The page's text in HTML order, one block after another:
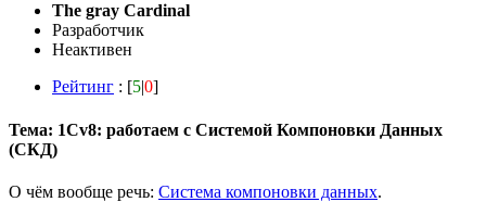
The gray Cardinal
Разработчик
Неактивен
Рейтинг : [5|0]
Тема: 1Cv8: работаем с Системой Компоновки Данных
(СКД)
О чём вообще речь: Система компоновки данных.